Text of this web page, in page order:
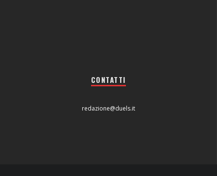
CONTATTI
redazione@duels.it